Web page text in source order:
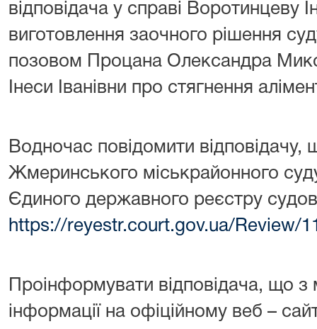
відповідача у справі Воротинцеву
виготовлення заочного рішення
позовом Процана Олександра
Інеси Іванівни про стягнення
Водночас повідомити відповідачу,
Жмеринського міськрайонного
Єдиного державного реєстру
https://reyestr.court.gov.ua/Review/
Проінформувати відповідача, що
інформації на офіційному веб –